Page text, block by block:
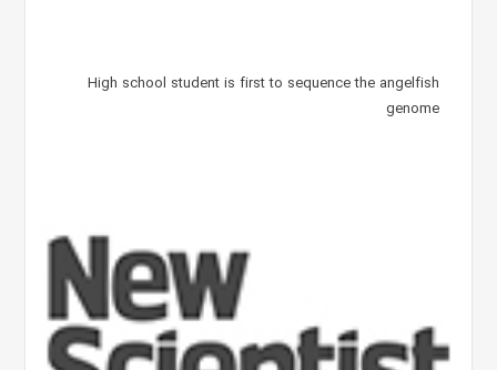
High school student is first to sequence the angelfish
genome